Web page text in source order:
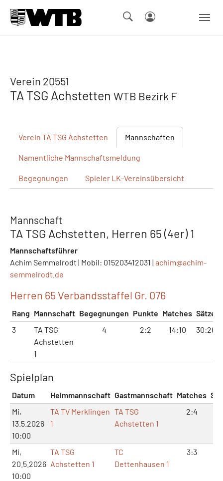
Verein 20551
TA TSG Achstetten WTB Bezirk F
Verein TA TSG Achstetten Mannschaften
Namentliche Mannschaftsmeldung
Begegnungen Spieler LK-Vereinsübersicht
Mannschaft
TA TSG Achstetten, Herren 65 (4er) 1
Mannschaftsführer
Achim Semmelrodt | Mobil: 015203412031 | achim@achim-
semmelrodt.de
Herren 65 Verbandsstaffel Gr. 076
Rang Mannschaft Begegnungen Punkte Matches Sätze
3
TA TSG
Achstetten
1
4 2:2 14:10 30:26
Spielplan
Datum Heimmannschaft Gastmannschaft Matches
Mi,
13.5.2026
10:00
TA TV Merklingen
1
TA TSG
Achstetten 1
2:4
Mi,
20.5.2026
10:00
TA TSG
Achstetten 1
TC
Dettenhausen 1
3:3